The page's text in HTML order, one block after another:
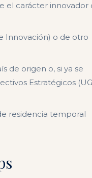
el carácter innovador
Innovación) o de otro
de origen o, si ya se
Estratégicos
residencia temporal